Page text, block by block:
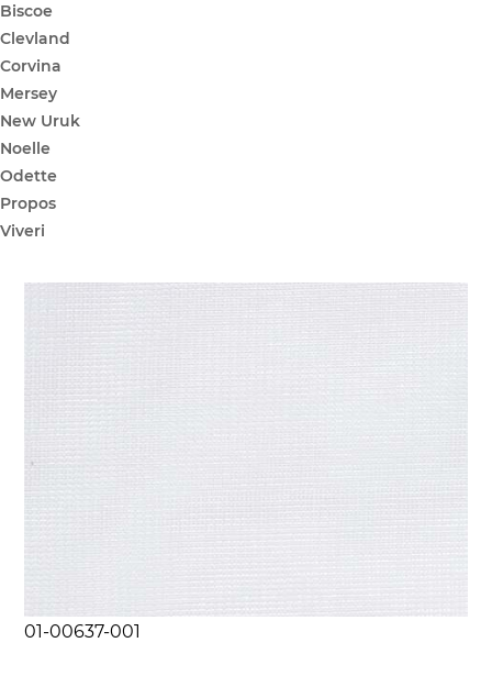
Biscoe
Clevland
Corvina
Mersey
New Uruk
Noelle
Odette
Propos
Viveri
01-00637-001